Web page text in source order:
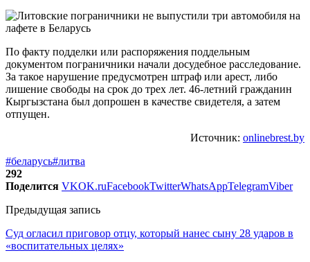
По факту подделки или распоряжения поддельным
документом пограничники начали досудебное расследование.
За такое нарушение предусмотрен штраф или арест, либо
лишение свободы на срок до трех лет. 46-летний гражданин
Кыргызстана был допрошен в качестве свидетеля, а затем
отпущен.
Источник: onlinebrest.by
#беларусь#литва
292
Поделится VKOK.ruFacebookTwitterWhatsAppTelegramViber
Предыдущая запись
Суд огласил приговор отцу, который нанес сыну 28 ударов в
«воспитательных целях»